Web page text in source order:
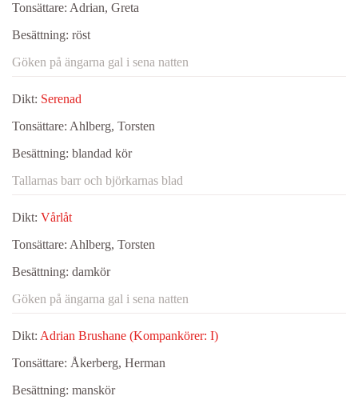
Tonsättare: Adrian, Greta
Besättning: röst
Göken på ängarna gal i sena natten
Dikt: Serenad
Tonsättare: Ahlberg, Torsten
Besättning: blandad kör
Tallarnas barr och björkarnas blad
Dikt: Vårlåt
Tonsättare: Ahlberg, Torsten
Besättning: damkör
Göken på ängarna gal i sena natten
Dikt: Adrian Brushane (Kompankörer: I)
Tonsättare: Åkerberg, Herman
Besättning: manskör